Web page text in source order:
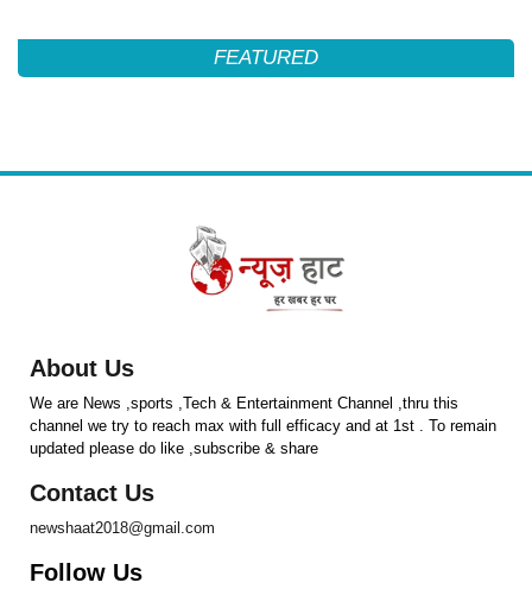
FEATURED
About Us
We are News ,sports ,Tech & Entertainment Channel ,thru this
channel we try to reach max with full efficacy and at 1st . To remain
updated please do like ,subscribe & share
Contact Us
newshaat2018@gmail.com
Follow Us